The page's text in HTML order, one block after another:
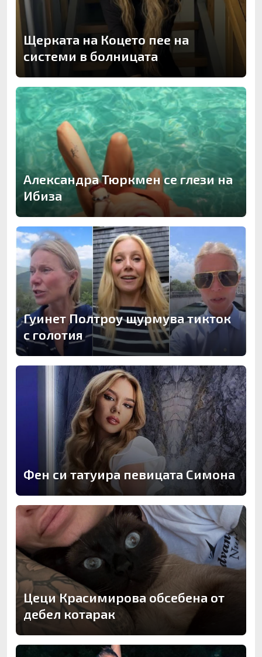
Щерката на Коцето пее на
системи в болницата
Александра Тюркмен се глези на
Ибиза
Гуинет Полтроу щурмува тикток
с голотия
Фен си татуира певицата Симона
Цеци Красимирова обсебена от
дебел котарак